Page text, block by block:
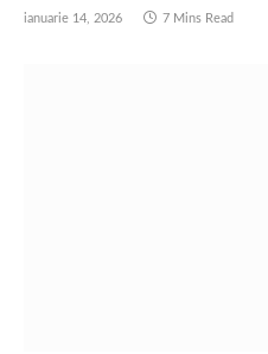
ianuarie 14, 2026 7 Mins Read